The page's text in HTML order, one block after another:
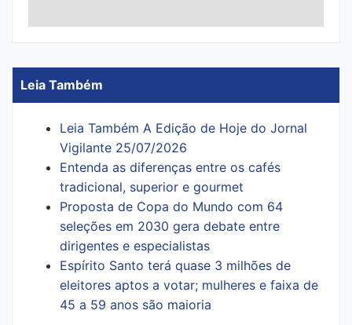
Leia Também
Leia Também A Edição de Hoje do Jornal
Vigilante 25/07/2026
Entenda as diferenças entre os cafés
tradicional, superior e gourmet
Proposta de Copa do Mundo com 64
seleções em 2030 gera debate entre
dirigentes e especialistas
Espírito Santo terá quase 3 milhões de
eleitores aptos a votar; mulheres e faixa de
45 a 59 anos são maioria